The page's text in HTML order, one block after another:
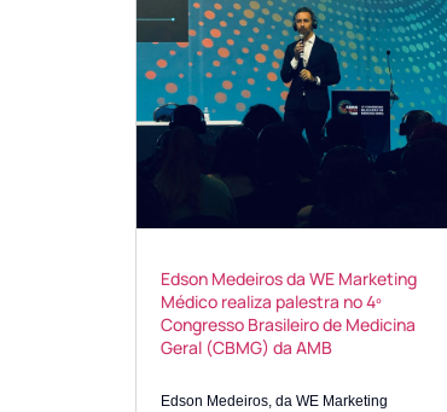
Edson Medeiros da WE Marketing
Médico realiza palestra no 4º
Congresso Brasileiro de Medicina
Geral (CBMG) da AMB
Edson Medeiros, da WE Marketing